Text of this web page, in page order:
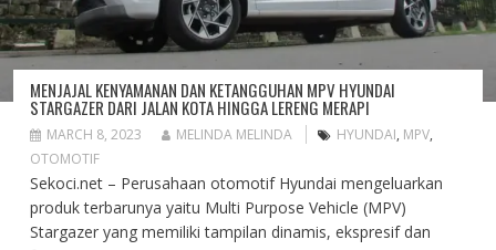
MENJAJAL KENYAMANAN DAN KETANGGUHAN MPV HYUNDAI
STARGAZER DARI JALAN KOTA HINGGA LERENG MERAPI
MARCH 8, 2023 MELINDA MELINDA HYUNDAI, MPV,
OTOMOTIF
Sekoci.net – Perusahaan otomotif Hyundai mengeluarkan
produk terbarunya yaitu Multi Purpose Vehicle (MPV)
Stargazer yang memiliki tampilan dinamis, ekspresif dan